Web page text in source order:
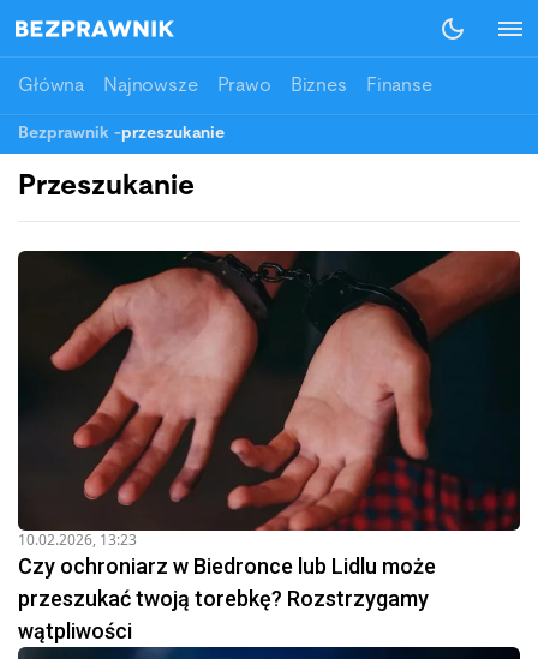
Główna Najnowsze Prawo Biznes Finanse
Bezprawnik -przeszukanie
Przeszukanie
10.02.2026, 13:23
Czy ochroniarz w Biedronce lub Lidlu może
przeszukać twoją torebkę? Rozstrzygamy
wątpliwości